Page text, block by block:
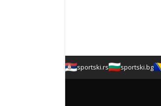
sportski.rs sportski.bg